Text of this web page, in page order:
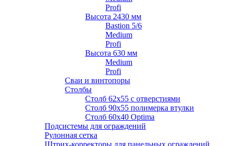
Profi
Высота 2430 мм
Bastion 5/6
Medium
Profi
Высота 630 мм
Medium
Profi
Сваи и винтопоры
Столбы
Cтолб 62х55 с отверстиями
Cтолб 90х55 полимерка втулки
Столб 60х40 Optima
Подсистемы для ограждений
Рулонная сетка
Штрих-корректоры для панельных ограждений